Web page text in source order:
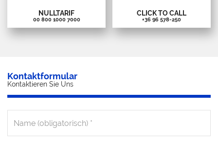
NULLTARIF
00 800 1000 7000
CLICK TO CALL
+36 96 578-250
Kontaktformular
Kontaktieren Sie Uns